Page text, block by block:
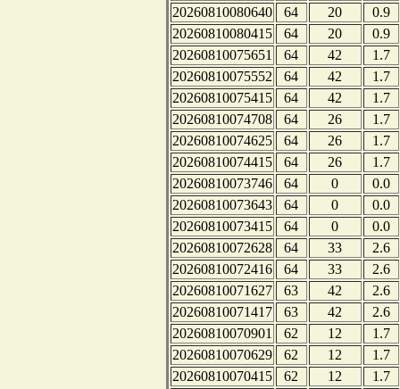
20260810080640 64 20
0.9
20260810080415
64 20
0.9
20260810075651
64 42
1.7
20260810075552
64 42
1.7
20260810075415
64 42
1.7
20260810074708
64 26
1.7
20260810074625
64 26
1.7
20260810074415
64 26
1.7
20260810073746
64 0
0.0
20260810073643
64 0
0.0
20260810073415
64 0
0.0
20260810072628
64 33
2.6
20260810072416
64 33
2.6
20260810071627
63 42
2.6
20260810071417
63 42
2.6
20260810070901
62 12
1.7
20260810070629
62 12
1.7
20260810070415
62 12
1.7